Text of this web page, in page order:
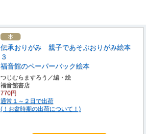
伝承おりがみ 親子であそぶおりがみ絵本
３
福音館のペーパーバック絵本
つじむらますろう／編・絵
福音館書店
770円
通常１～２日で出荷
(！お盆時期の出荷について！)